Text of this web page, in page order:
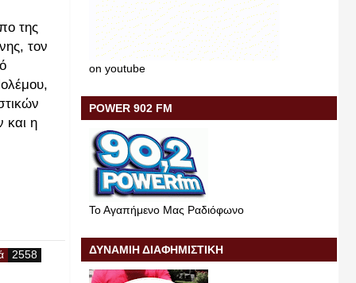
της
τον
και η
on youtube
POWER 902 FM
Το Αγαπήμενο Μας Ραδιόφωνο
ΔΥΝΑΜΙΗ ΔΙΑΦΗΜΙΣΤΙΚΗ